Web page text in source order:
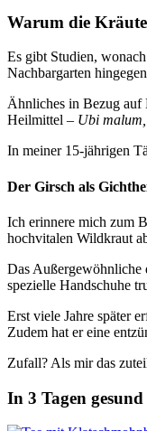
Warum die
Es gibt Studien,
Nachbargarten
Ähnliches in Bezug auf
Heilmittel – Ubi
In meiner 15-jährigen
Der Girsch als
Ich erinnere mich zum
hochvitalen Wildkraut
Das Außergewöhnliche
spezielle Handschuhe
Erst viele Jahre später
Zudem hat er eine
Zufall? Als mir das
In 3 Tagen